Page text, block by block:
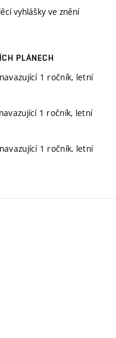
vyhlášky ve znění
PLÁNECH
1 ročník, letní
1 ročník, letní
1 ročník, letní